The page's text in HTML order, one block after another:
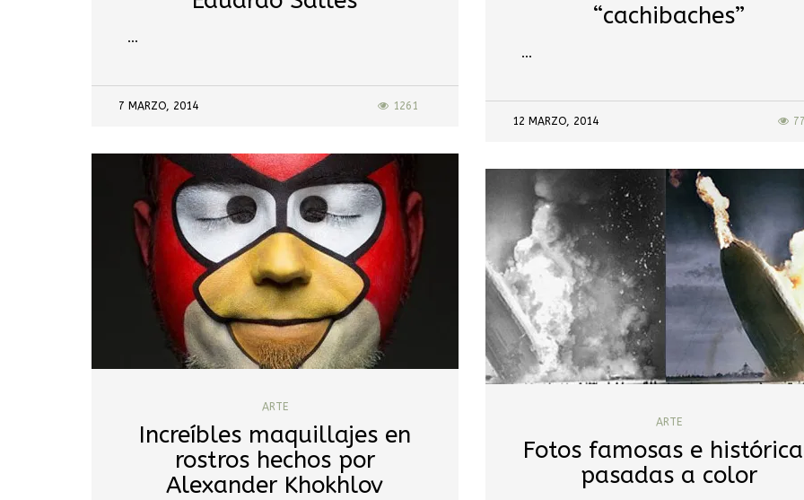
“cachibaches”
…
12 MARZO, 2014
…
7 MARZO, 2014 1261
ARTE
Increíbles maquillajes en
rostros hechos por
Alexander Khokhlov
ARTE
Fotos famosas e
pasadas a color